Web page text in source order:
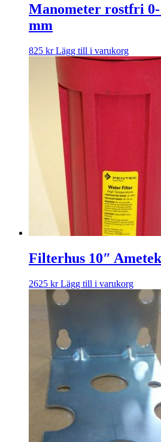
Manometer rostfri
mm
825 kr Lägg till i varukorg
Filterhus 10″
2625 kr Lägg till i varukorg